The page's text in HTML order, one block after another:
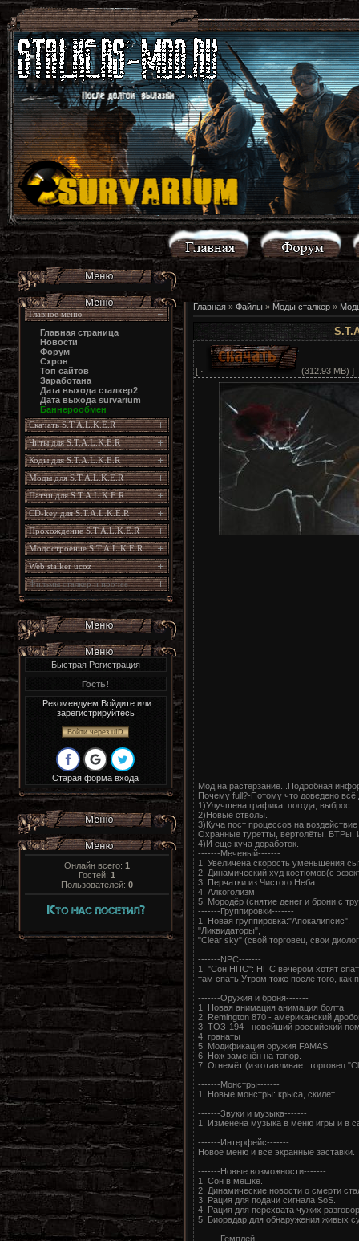
Главное меню
Главная страница
Новости
Форум
Схрон
Топ сайтов
Заработана
Дата выхода сталкер2
Дата выхода survarium
Баннерообмен
Скачать S.T.A.L.K.E.R
Читы для S.T.A.L.K.E.R
Коды для S.T.A.L.K.E.R
Моды для S.T.A.L.K.E.R
Патчи для S.T.A.L.K.E.R
CD-key для S.T.A.L.K.E.R
Прохождение S.T.A.L.K.E.R
Модостроение S.T.A.L.K.E.R
Web stalker ucoz
Фильмы сталкер и прочее
Быстрая Регистрация
Гость!
Рекомендуем:Войдите или
зарегистрируйтесь
Войти через uID
Старая форма входа
Онлайн всего: 1
Гостей: 1
Пользователей: 0
Главная» Файлы» Моды сталкер»
[ · (312.93 MB) ]
Мод на растерзание...Подробная
Почему full?-Потому что доведено всё
1)Улучшена графика, погода, выброс.
2)Новые стволы.
3)Куча пост процессов на
Охранные туретты, вертолёты,
4)И еще куча доработок.
-------Меченый-------
1. Увеличена скорость уменьшения
2. Динамический худ костюмов(с
3. Перчатки из Чистого Неба
4. Алкоголизм
5. Мородёр (снятие денег и брони с
-------Группировки-------
1. Новая группировка:"Апокалипсис",
"Ликвидаторы",
"Clear sky" (свой торговец, свои
-------NPC-------
1. "Сон НПС": НПС вечером хотят
там спать.Утром тоже после того,
-------Оружия и броня-------
1. Новая анимация анимация болта
2. Remington 870 - американский
3. ТОЗ-194 - новейший российский
4. гранаты
5. Модификация оружия FAMAS
6. Нож заменён на тапор.
7. Огнемёт (изготавливает торговец
-------Монстры-------
1. Новые монстры: крыса, скилет.
-------Звуки и музыка-------
1. Изменена музыка в меню игры и в
-------Интерфейс-------
Новое меню и все экранные заставки.
-------Новые возможности-------
1. Сон в мешке.
2. Динамические новости о смерти
3. Рация для подачи сигнала SoS.
4. Рация для перехвата чужих
5. Биорадар для обнаружения живых
-------Гемплей-------